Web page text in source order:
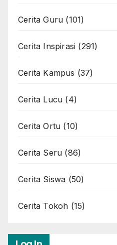
Cerita Guru (101)
Cerita Inspirasi (291)
Cerita Kampus (37)
Cerita Lucu (4)
Cerita Ortu (10)
Cerita Seru (86)
Cerita Siswa (50)
Cerita Tokoh (15)